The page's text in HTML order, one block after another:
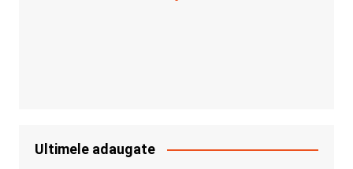
Ultimele adaugate